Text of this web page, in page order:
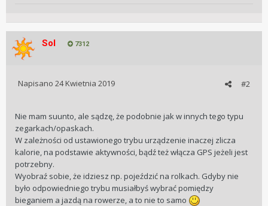
Sol 7312
#2
Napisano 24 Kwietnia 2019
Nie mam suunto, ale sądzę, że podobnie jak w innych tego typu
zegarkach/opaskach.
W zależności od ustawionego trybu urządzenie inaczej zlicza
kalorie, na podstawie aktywności, bądź też włącza GPS jeżeli jest
potrzebny.
Wyobraź sobie, że idziesz np. pojeździć na rolkach. Gdyby nie
było odpowiedniego trybu musiałbyś wybrać pomiędzy
bieganiem a jazdą na rowerze, a to nie to samo